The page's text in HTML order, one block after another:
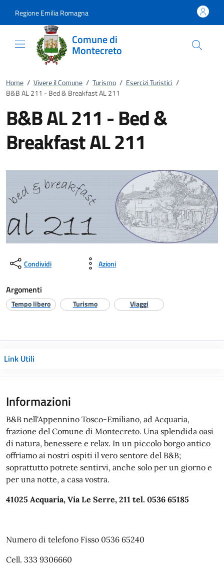
Regione Emilia Romagna
Comune di
Montecreto
Home / Vivere il Comune / Turismo / Esercizi Turistici /
B&B AL 211 - Bed & Breakfast AL 211
B&B AL 211 - Bed &
Breakfast AL 211
Condividi Azioni
Argomenti
Tempo libero Turismo Viaggi
Link Utili
Informazioni
B&B nell'Appennino Tosco-Emiliano, ad Acquaria,
frazione del Comune di Montecreto. Una splendida oasi
di natura, benessere e relax. In un piccolo borgo antico
offriamo ai nostri ospiti il vero sentore del B&B;
soprattutto potrete sentirvi, anche solo per un giorno e
per una notte, a casa vostra.
41025 Acquaria, Via Le Serre, 211 tel. 0536 65185
Numero di telefono Fisso 0536 65240
Cell. 333 9306660